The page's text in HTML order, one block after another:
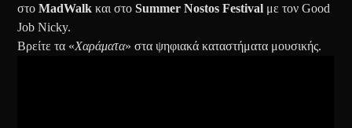
στοMadWalk και στοSummer Nostos Festival με τον Good
Job Nicky.
Βρείτε τα «Χαράματα» στα ψηφιακά καταστήματα μουσικής.